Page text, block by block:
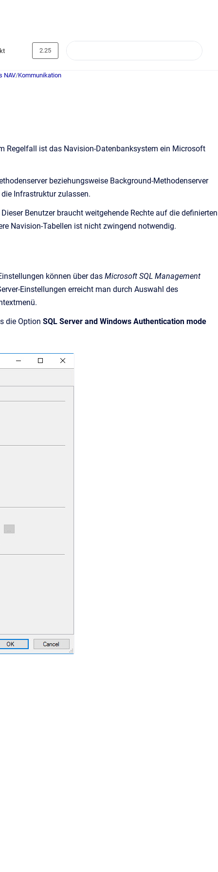
2.25
NAV/Kommunikation
Regelfall ist das Navision-Datenbanksystem ein Microsoft
beziehungsweise Background-Methodenserver
Infrastruktur zulassen.
Benutzer braucht weitgehende Rechte auf die definierten
Navision-Tabellen ist nicht zwingend notwendig.
können über das Microsoft SQL Management
Einstellungen erreicht man durch Auswahl des
die Option SQL Server and Windows Authentication mode